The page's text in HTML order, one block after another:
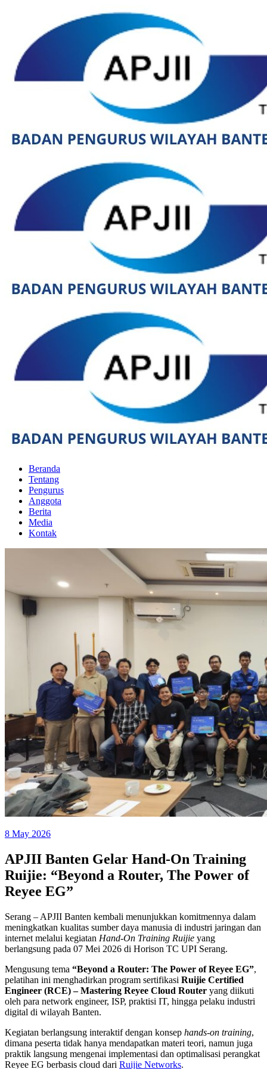
Beranda
Tentang
Pengurus
Anggota
Berita
Media
Kontak
8 May 2026
APJII Banten Gelar Hand-On Training
Ruijie: “Beyond a Router, The Power of
Reyee EG”
Serang – APJII Banten kembali menunjukkan komitmennya dalam
meningkatkan kualitas sumber daya manusia di industri jaringan dan
internet melalui kegiatan Hand-On Training Ruijie yang
berlangsung pada 07 Mei 2026 di Horison TC UPI Serang.
Mengusung tema “Beyond a Router: The Power of Reyee EG”,
pelatihan ini menghadirkan program sertifikasi Ruijie Certified
Engineer (RCE) – Mastering Reyee Cloud Router yang diikuti
oleh para network engineer, ISP, praktisi IT, hingga pelaku industri
digital di wilayah Banten.
Kegiatan berlangsung interaktif dengan konsep hands-on training,
dimana peserta tidak hanya mendapatkan materi teori, namun juga
praktik langsung mengenai implementasi dan optimalisasi perangkat
Reyee EG berbasis cloud dari Ruijie Networks.